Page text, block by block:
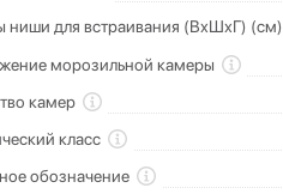
ниши для встраивания (ВхШхГ) (см)
морозильной камеры
камер
класс
обозначение